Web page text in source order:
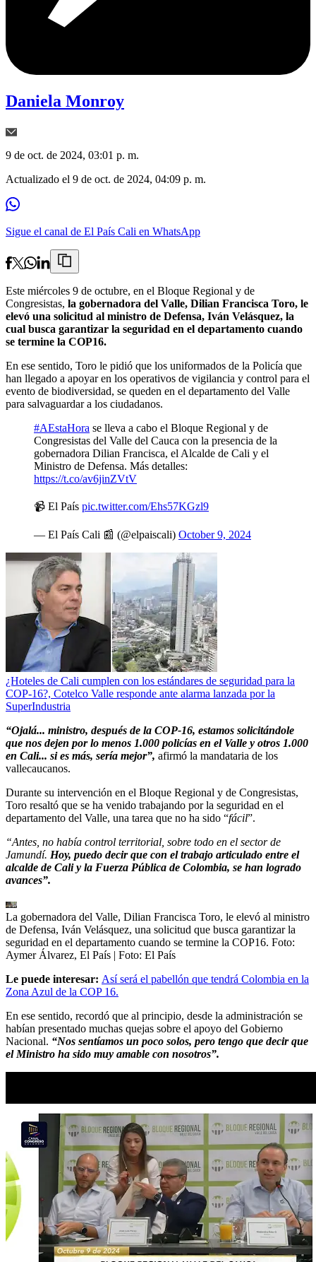
Daniela Monroy
9 de oct. de 2024, 03:01 p. m.
Actualizado el 9 de oct. de 2024, 04:09 p. m.
Sigue el canal de El País Cali en WhatsApp
Este miércoles 9 de octubre, en el Bloque Regional y de
Congresistas, la gobernadora del Valle, Dilian Francisca Toro, le
elevó una solicitud al ministro de Defensa, Iván Velásquez, la
cual busca garantizar la seguridad en el departamento cuando
se termine la COP16.
En ese sentido, Toro le pidió que los uniformados de la Policía que
han llegado a apoyar en los operativos de vigilancia y control para el
evento de biodiversidad, se queden en el departamento del Valle
para salvaguardar a los ciudadanos.
#AEstaHora se lleva a cabo el Bloque Regional y de
Congresistas del Valle del Cauca con la presencia de la
gobernadora Dilian Francisca, el Alcalde de Cali y el
Ministro de Defensa. Más detalles:
https://t.co/av6jinZVtV
📹 El País pic.twitter.com/Ehs57KGzl9
— El País Cali 📰 (@elpaiscali) October 9, 2024
¿Hoteles de Cali cumplen con los estándares de seguridad para la
COP-16?, Cotelco Valle responde ante alarma lanzada por la
SuperIndustria
“Ojalá... ministro, después de la COP-16, estamos solicitándole
que nos dejen por lo menos 1.000 policías en el Valle y otros 1.000
en Cali... si es más, sería mejor”, afirmó la mandataria de los
vallecaucanos.
Durante su intervención en el Bloque Regional y de Congresistas,
Toro resaltó que se ha venido trabajando por la seguridad en el
departamento del Valle, una tarea que no ha sido “fácil”.
“Antes, no había control territorial, sobre todo en el sector de
Jamundí. Hoy, puedo decir que con el trabajo articulado entre el
alcalde de Cali y la Fuerza Pública de Colombia, se han logrado
avances”.
La gobernadora del Valle, Dilian Francisca Toro, le elevó al ministro
de Defensa, Iván Velásquez, una solicitud que busca garantizar la
seguridad en el departamento cuando se termine la COP16. Foto:
Aymer Álvarez, El País | Foto: El País
Le puede interesar: Así será el pabellón que tendrá Colombia en la
Zona Azul de la COP 16.
En ese sentido, recordó que al principio, desde la administración se
habían presentado muchas quejas sobre el apoyo del Gobierno
Nacional. “Nos sentíamos un poco solos, pero tengo que decir que
el Ministro ha sido muy amable con nosotros”.